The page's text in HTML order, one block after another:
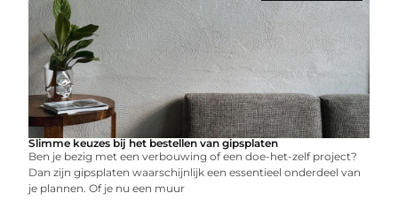
Slimme keuzes bij het bestellen van gipsplaten
Ben je bezig met een verbouwing of een doe-het-zelf project?
Dan zijn gipsplaten waarschijnlijk een essentieel onderdeel van
je plannen. Of je nu een muur